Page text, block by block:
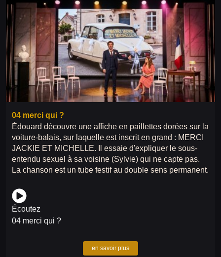
04 merci qui ?
Édouard découvre une affiche en paillettes dorées sur la
voiture-balais, sur laquelle est inscrit en grand : MERCI
JACKIE ET MICHELLE. Il essaie d'expliquer le sous-
entendu sexuel à sa voisine (Sylvie) qui ne capte pas.
La chanson est un tube festif au double sens permanent.
Écoutez
04 merci qui ?
en savoir plus